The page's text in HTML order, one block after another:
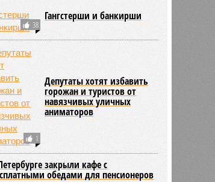
38
Гангстерши и банкирши
1
Депутаты хотят избавить
горожан и туристов от
навязчивых уличных
аниматоров
закрыли кафе с
обедами для пенсионеров